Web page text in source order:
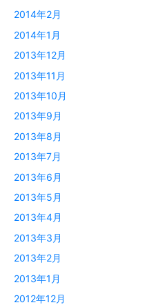
2014年2月
2014年1月
2013年12月
2013年11月
2013年10月
2013年9月
2013年8月
2013年7月
2013年6月
2013年5月
2013年4月
2013年3月
2013年2月
2013年1月
2012年12月